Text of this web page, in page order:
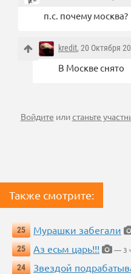
п.с. почему москва?
kredit, 20 Октября
В Москве снято
Войдите илистаньте
Также смотрите:
25 Мурашки забегали
25
Аз есьм царь!!!
— 3
24
Звездой